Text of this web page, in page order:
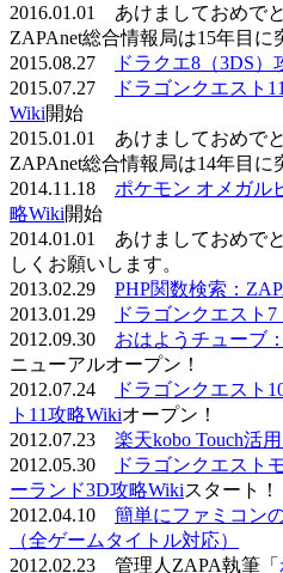
2016.01.01 あけましておめで
ZAPAnet総合情報局は15年目に
2015.08.27
ドラクエ8（3DS）
2015.07.27
ドラゴンクエスト
Wiki開始
2015.01.01 あけましておめで
ZAPAnet総合情報局は14年目に
2014.11.18 ポケモン オメガル
略Wiki開始
2014.01.01 あけましておめで
しくお願いします。
2013.02.29 PHP関数検索：
2013.01.29
ドラゴンクエスト
2012.09.30 おはようチューブ
ニューアルオープン！
2012.07.24
ドラゴンクエスト
ト11攻略Wikiオープン！
2012.07.23 楽天kobo Touch活
2012.05.30
ドラゴンクエスト
ーランド3D攻略Wikiスタート！
2012.04.10 簡単にファミコン
（全ゲームタイトル対応）
2012.02.23 管理人ZAPA執筆「